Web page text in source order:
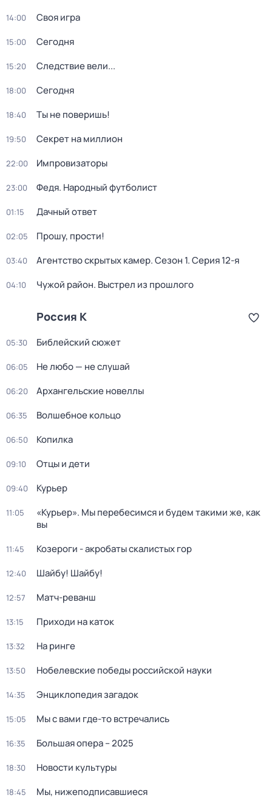
14:00 Своя игра
15:00 Сегодня
15:20 Следствие вели...
18:00 Сегодня
18:40 Ты не поверишь!
19:50 Секрет на миллион
22:00 Импровизаторы
23:00 Федя. Народный футболист
01:15 Дачный ответ
02:05 Прошу, прости!
03:40 Агентство скрытых камер. Сезон 1. Серия 12-я
04:10 Чужой район. Выстрел из прошлого
Россия К
05:30 Библейский сюжет
06:05 Не любо — не слушай
06:20 Архангельские новеллы
06:35 Волшебное кольцо
06:50 Копилка
09:10 Отцы и дети
09:40 Курьер
11:05
«Курьер». Мы перебесимся и будем такими же, как
вы
11:45 Козероги - акробаты скалистых гор
12:40 Шайбу! Шайбу!
12:57 Матч-реванш
13:15 Приходи на каток
13:32 На ринге
13:50 Нобелевские победы российской науки
14:35 Энциклопедия загадок
15:05 Мы с вами где-то встречались
16:35 Большая опера – 2025
18:30 Новости культуры
18:45 Мы, нижеподписавшиеся